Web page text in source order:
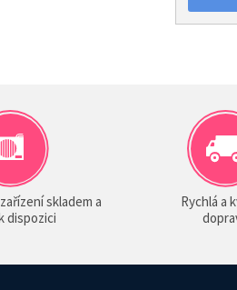
skladem a
dispozici
Rychlá a